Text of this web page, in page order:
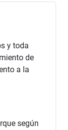
y toda
de
a la
según